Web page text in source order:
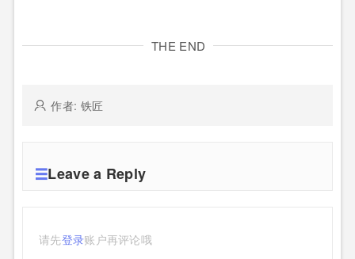
THE END
作者: 铁匠
Leave a Reply
请先登录账户再评论哦